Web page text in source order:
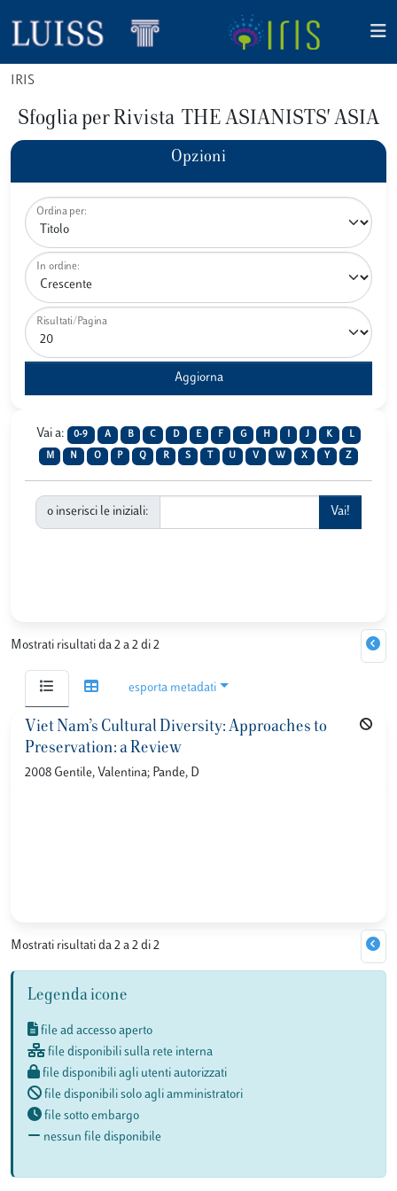
IRIS
Sfoglia per Rivista THE ASIANISTS' ASIA
Opzioni
Ordina per:
In ordine:
Risultati/Pagina
Vai a: 0-9 A B C D E F G H J K L
M N O P Q R S U V W X Y Z
o inserisci le iniziali:
Mostrati risultati da 2 a 2 di 2
esporta metadati
Viet Nam’s Cultural Diversity: Approaches to
Preservation: a Review
2008 Gentile, Valentina; Pande, D
Mostrati risultati da 2 a 2 di 2
Legenda icone
file ad accesso aperto
file disponibili sulla rete interna
file disponibili agli utenti autorizzati
file disponibili solo agli amministratori
file sotto embargo
nessun file disponibile